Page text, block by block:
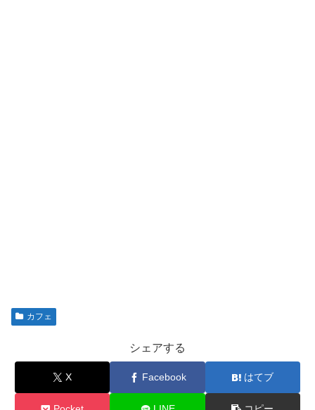
カフェ
シェアする
X Facebook はてブ